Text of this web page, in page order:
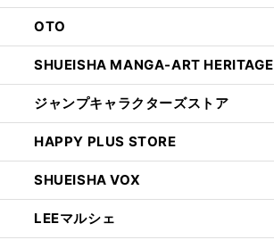
OTO
SHUEISHA MANGA-ART HERITAGE
ジャンプキャラクターズストア
HAPPY PLUS STORE
SHUEISHA VOX
LEEマルシェ